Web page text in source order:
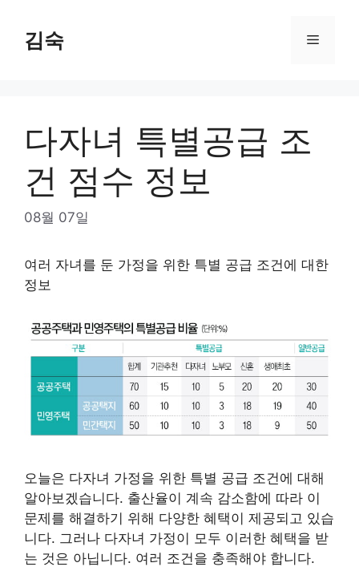
content
김숙 Menu
다자녀 특별공급 조
건 점수 정보
08월 07일
여러 자녀를 둔 가정을 위한 특별 공급 조건에 대한
정보
오늘은 다자녀 가정을 위한 특별 공급 조건에 대해
알아보겠습니다. 출산율이 계속 감소함에 따라 이
문제를 해결하기 위해 다양한 혜택이 제공되고 있습
니다. 그러나 다자녀 가정이 모두 이러한 혜택을 받
는 것은 아닙니다. 여러 조건을 충족해야 합니다.